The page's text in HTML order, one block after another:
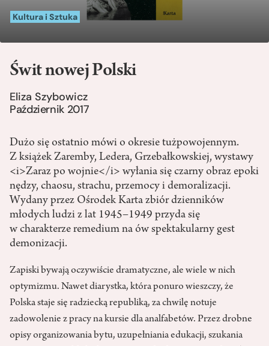
Kultura i Sztuka
Świt nowej Polski
Eliza Szybowicz
Październik 2017
Dużo się ostatnio mówi o okresie tużpowojennym.
Z książek Zaremby, Ledera, Grzebałkowskiej, wystawy
<i>Zaraz po wojnie</i> wyłania się czarny obraz epoki
nędzy, chaosu, strachu, przemocy i demoralizacji.
Wydany przez Ośrodek Karta zbiór dzienników
młodych ludzi z lat 1945–1949 przyda się
w charakterze remedium na ów spektakularny gest
demonizacji.
Zapiski bywają oczywiście dramatyczne, ale wiele w nich
optymizmu. Nawet diarystka, która ponuro wieszczy, że
Polska staje się radziecką republiką, za chwilę notuje
zadowolenie z pracy na kursie dla analfabetów. Przez drobne
opisy organizowania bytu, uzupełniania edukacji, szukania